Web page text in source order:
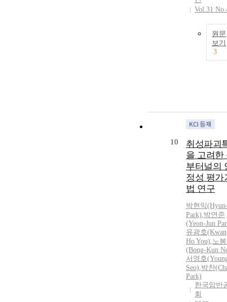
Vol.31
원문
보기
3
10
취성파괴
을 고려한
부터널의
정성 평가
법 연구
박현익
Park),박연준
(Yeon-Jun
유광호
Ho You),노
(Bong-Kun
서영호
Seo),박찬
Park)
한국암반
회